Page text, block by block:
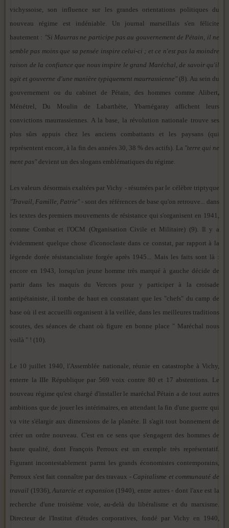
vichyssoise, son influence sur les grandes orientations politiques du
nouveau régime est indéniable. Un journal marseillais s'en félicite
hautement : "Si Maurras ne participe pas au gouvernement de Pétain, il ne
semble pas moins que sa pensée inspire celui-ci ; et ce n'est pas la moindre
raison de la confiance que nous inspire le grand Maréchal, de savoir qu'il
agit et gouverne d'une manière typiquement maurrassienne" (8). Au sein du
gouvernement ou du cabinet de Pétain, des hommes comme Alibert,
Ménétrel, Du Moulin de Labarthète, Ybarnégaray affichent leurs
convictions maurrassiennes. A la base, la révolution nationale trouve ses
plus sûrs appuis chez les anciens combattants et les paysans (qui
représentent encore, à la fin des années 30, 38 % des actifs). La "terre qui ne
ment pas" devient un des slogans emblématiques du régime.
Les valeurs désormais exaltées par Vichy - résumées par le célèbre triptyque
"Travail, Famille, Patrie" - sont des références de base qu'on retrouve... dans
les textes des premiers mouvements de résistance qui s'organisent en 1941,
comme Combat et l'OCM (Organisation Civile et Militaire) (9). Il y a
évidemment quelque chose d'iconoclaste dans ce constat, par rapport à la
légende dorée résistancialiste forgée après 1945... Mais les faits sont là :
encore en 1943, lorsqu'un jeune homme très marqué à gauche décide de
partir dans les maquis du Vercors pour y participer à la croisade
antipétainiste, il tombe de haut en constatant que les "chefs" du camp de
base où il est accueilli organisent à la veillée, dans les meilleures traditions
scoutes, des séances de chant où figure en bonne place " Maréchal nous
voilà " ! (10).
Le 10 juillet 1940, l'Assemblée nationale, réunie en catastrophe à Vichy,
enterre la IIIe République par 569 voix contre 80 et 17 abstentions. Le
nouveau régime qu'est chargé d'installer le maréchal Pétain a de tout autres
ambitions que de jouer les intérimaires, en attendant la fin d'une guerre qui
va vite s'élargir aux dimensions de la planète. Il s'agit tout bonnement de
créer un ordre nouveau. C'est en ce sens que s'engagent des hommes de
haute qualité, dont François Perroux est un exemple très représentatif.
Figurant incontestablement parmi les grands économistes contemporains,
Perroux s'est fait connaître par des travaux - Capitalisme et communauté de
travail (1936),Autarcie et expansion (1940), entre autres - dont l'axe est la
recherche d'une troisième voie, au-delà du libéralisme et du marxisme.
Directeur de l'Institut d'études corporatives, fondé par Vichy en 1940,